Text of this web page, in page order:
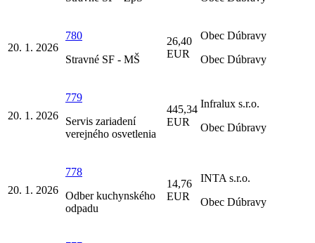
20. 1. 2026
780
Stravné SF - MŠ
26,40
EUR
Obec Dúbravy
Obec Dúbravy
20. 1. 2026
779
Servis zariadení
verejného osvetlenia
445,34
EUR
Infralux s.r.o.
Obec Dúbravy
20. 1. 2026
778
Odber kuchynského
odpadu
14,76
EUR
INTA s.r.o.
Obec Dúbravy